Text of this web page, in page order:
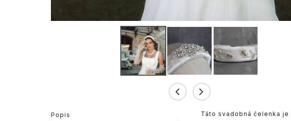
Popis
Táto svadobná čelenka